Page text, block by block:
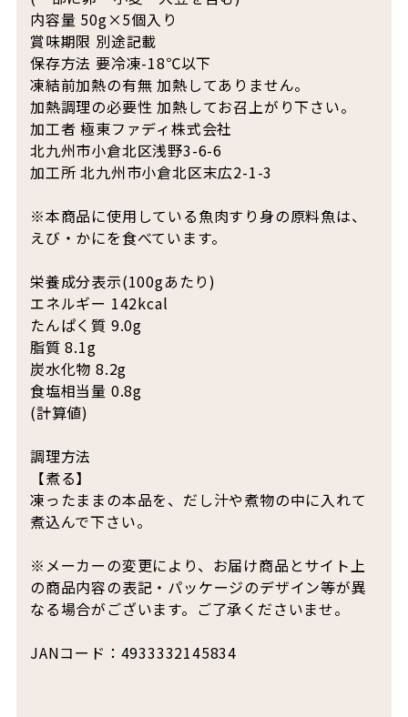
内容量 50g×5個入り
賞味期限 別途記載
保存方法 要冷凍-18℃以下
凍結前加熱の有無 加熱してありません。
加熱調理の必要性 加熱してお召上がり下さい。
加工者 極東ファディ株式会社
北九州市小倉北区浅野3-6-6
加工所 北九州市小倉北区末広2-1-3
※本商品に使用している魚肉すり身の原料魚は、
えび・かにを食べています。
栄養成分表示(100gあたり)
エネルギー 142kcal
たんぱく質 9.0g
脂質 8.1g
炭水化物 8.2g
食塩相当量 0.8g
(計算値)
調理方法
【煮る】
凍ったままの本品を、だし汁や煮物の中に入れて
煮込んで下さい。
※メーカーの変更により、お届け商品とサイト上
の商品内容の表記・パッケージのデザイン等が異
なる場合がございます。ご了承くださいませ。
JANコード：4933332145834